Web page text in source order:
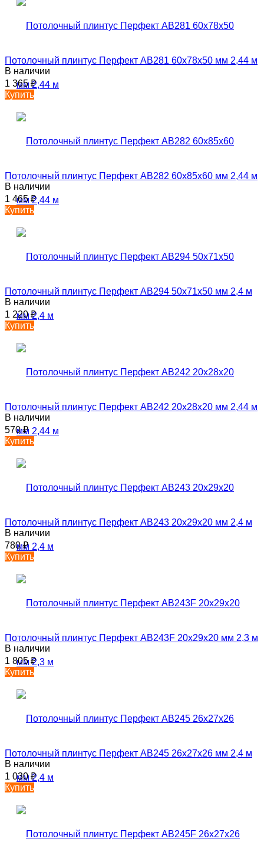
Потолочный плинтус Перфект AB281 60х78х50 мм 2,44 м
В наличии
1 365₽
Купить
Потолочный плинтус Перфект AB282 60х85х60 мм 2,44 м
В наличии
1 465₽
Купить
Потолочный плинтус Перфект AB294 50х71х50 мм 2,4 м
В наличии
1 220₽
Купить
Потолочный плинтус Перфект AB242 20х28х20 мм 2,44 м
В наличии
570₽
Купить
Потолочный плинтус Перфект AB243 20х29х20 мм 2,4 м
В наличии
780₽
Купить
Потолочный плинтус Перфект AB243F 20х29х20 мм 2,3 м
В наличии
1 805₽
Купить
Потолочный плинтус Перфект AB245 26х27х26 мм 2,4 м
В наличии
1 030₽
Купить